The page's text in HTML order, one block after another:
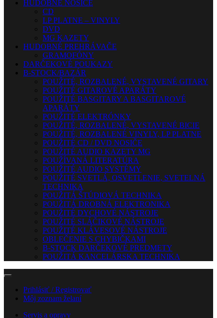
HUDOBNÉ NOSIČE
CD
LP PLATNE – VINYLY
DVD
MG KAZETY
HUDOBNÉ PREHRÁVAČE
GRAMOFÓNY
DARČEKOVÉ POUKAZY
B-STOCK/BAZÁR
POUŽITÉ, ROZBALENÉ, VYSTAVENÉ GITARY
POUŽITÉ GITAROVÉ APARÁTY
POUŽITÉ BASGITARY A BASGITAROVÉ
APARÁTY
POUŽITÉ ELEKTRÓNKY
POUŽITÉ, ROZBALENÉ, VYSTAVENÉ BICIE
POUŽITÉ, ROZBALENÉ VINYLY, LP PLATNE
POUŽITÉ CD / DVD NOSIČE
POUŽITÉ AUDIO KAZETY MG
POUŽÍVANÁ LITERATÚRA
POUŽITÉ AUDIO SYSTÉMY
POUŽITÉ SVETLÁ, OSVETLENIE, SVETELNÁ
TECHNIKA
POUŽITÁ ŠTÚDIOVÁ TECHNIKA
POUŽITÁ DROBNÁ ELEKTRONIKA
POUŽITÉ DYCHOVÉ NÁSTROJE
POUŽITÉ SLÁČIKOVÉ NÁSTROJE
POUŽITÉ KLÁVESOVÉ NÁSTROJE
OBLEČENIE S CHYBIČKAMI
B-STOCK DARČEKOVÉ PREDMETY
POUŽITÁ KANCELÁRSKA TECHNIKA
Prihlásiť / Registrovať
Môj zoznam želaní
Servis a opravy